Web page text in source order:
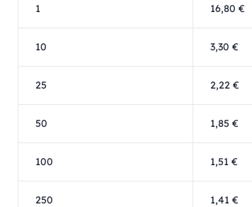
1 16,80 €
10 3,30 €
25 2,22 €
50 1,85 €
100 1,51 €
250 1,41 €